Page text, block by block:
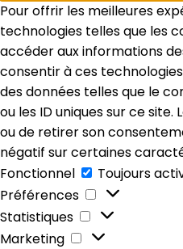
Pour offrir les meilleures
technologies telles que les
accéder aux informations
consentir à ces
des données telles que le
ou les ID uniques sur ce
ou de retirer son
négatif sur certaines
Fonctionnel
Fonctionnel
Toujours
Préférences
Préférences
Statistiques
Statistiques
Marketing
Marketing